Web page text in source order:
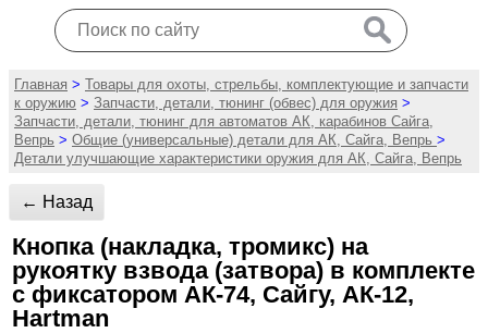
Главная > Товары для охоты, стрельбы, комплектующие и запчасти
к оружию > Запчасти, детали, тюнинг (обвес) для оружия >
Запчасти, детали, тюнинг для автоматов АК, карабинов Сайга,
Вепрь > Общие (универсальные) детали для АК, Сайга, Вепрь >
Детали улучшающие характеристики оружия для АК, Сайга, Вепрь
← Назад
Кнопка (накладка, тромикс) на
рукоятку взвода (затвора) в комплекте
с фиксатором АК-74, Сайгу, АК-12,
Hartman